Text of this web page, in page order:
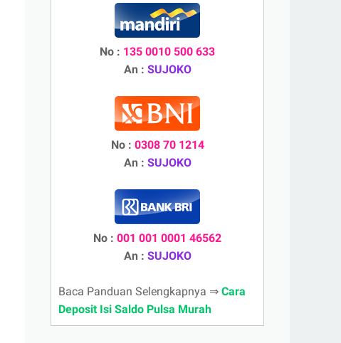
No : 135 0010 500 633
An : SUJOKO
No : 0308 70 1214
An : SUJOKO
No : 001 001 0001 46562
An : SUJOKO
Baca Panduan Selengkapnya ⇒ Cara
Deposit Isi Saldo Pulsa Murah